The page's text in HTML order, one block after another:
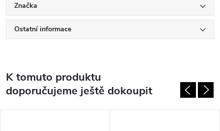
Značka
Ostatní informace
K tomuto produktu
doporučujeme ještě dokoupit